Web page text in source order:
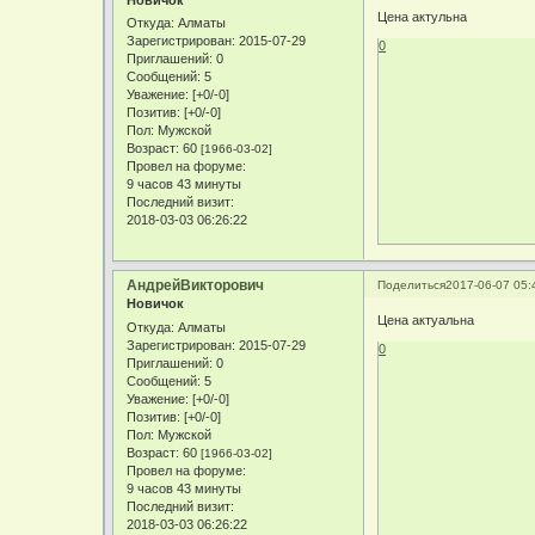
Откуда: Алматы
Зарегистрирован: 2015-07-29
Приглашений: 0
Сообщений: 5
Уважение: [+0/-0]
Позитив: [+0/-0]
Пол: Мужской
Возраст: 60[1966-03-02]
Провел на форуме:
9 часов 43 минуты
Последний визит:
2018-03-03 06:26:22
Цена актульна
0
Поделиться2017-06-07
АндрейВикторович
Новичок
Откуда: Алматы
Зарегистрирован: 2015-07-29
Приглашений: 0
Сообщений: 5
Уважение: [+0/-0]
Позитив: [+0/-0]
Пол: Мужской
Возраст: 60[1966-03-02]
Провел на форуме:
9 часов 43 минуты
Последний визит:
2018-03-03 06:26:22
Цена актуальна
0